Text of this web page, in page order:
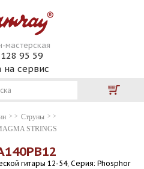
мастерская
95 59
на сервис
Струны
STRINGS
гитары 12-54, Серия: Phosphor